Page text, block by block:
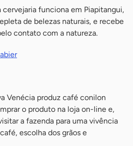
cervejaria funciona em Piapitangui,
de belezas naturais, e recebe
contato com a natureza.
Venécia produz café conilon
o produto na loja on-line e,
a fazenda para uma vivência
escolha dos grãos e